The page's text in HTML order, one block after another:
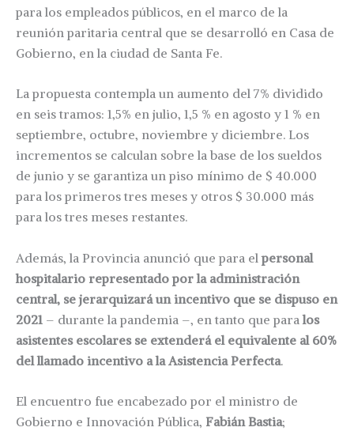
para los empleados públicos, en el marco de la
reunión paritaria central que se desarrolló en Casa de
Gobierno, en la ciudad de Santa Fe.
La propuesta contempla un aumento del 7% dividido
en seis tramos: 1,5% en julio, 1,5 % en agosto y 1 % en
septiembre, octubre, noviembre y diciembre. Los
incrementos se calculan sobre la base de los sueldos
de junio y se garantiza un piso mínimo de $ 40.000
para los primeros tres meses y otros $ 30.000 más
para los tres meses restantes.
Además, la Provincia anunció que para elpersonal
hospitalario representado por la administración
central, se jerarquizará un incentivo que se dispuso en
2021 – durante la pandemia –, en tanto que paralos
asistentes escolares se extenderá el equivalente al 60%
del llamado incentivo a la Asistencia Perfecta.
El encuentro fue encabezado por el ministro de
Gobierno e Innovación Pública, Fabián Bastia;